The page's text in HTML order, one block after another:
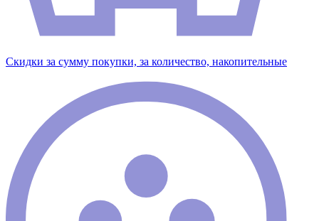
Скидки за сумму покупки, за количество, накопительные